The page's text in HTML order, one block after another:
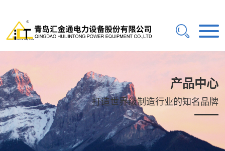
产品中心
打造世界级制造行业的知名品牌